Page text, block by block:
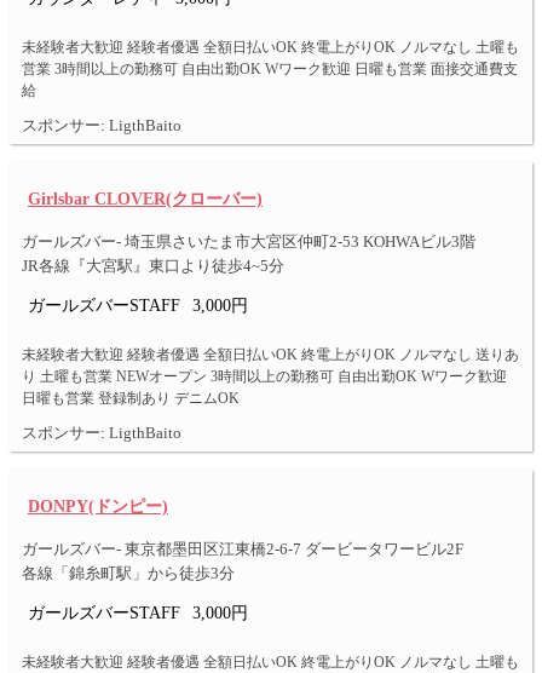
未経験者大歓迎 経験者優遇 全額日払いOK 終電上がりOK ノルマなし 土曜も
営業 3時間以上の勤務可 自由出勤OK Wワーク歓迎 日曜も営業 面接交通費支
給
スポンサー: LigthBaito
Girlsbar CLOVER(クローバー)
ガールズバー- 埼玉県さいたま市大宮区仲町2-53 KOHWAビル3階
JR各線『大宮駅』東口より徒歩4~5分
ガールズバーSTAFF 3,000円
未経験者大歓迎 経験者優遇 全額日払いOK 終電上がりOK ノルマなし 送りあ
り 土曜も営業 NEWオープン 3時間以上の勤務可 自由出勤OK Wワーク歓迎
日曜も営業 登録制あり デニムOK
スポンサー: LigthBaito
DONPY(ドンピー)
ガールズバー- 東京都墨田区江東橋2-6-7 ダービータワービル2F
各線「錦糸町駅」から徒歩3分
ガールズバーSTAFF 3,000円
未経験者大歓迎 経験者優遇 全額日払いOK 終電上がりOK ノルマなし 土曜も